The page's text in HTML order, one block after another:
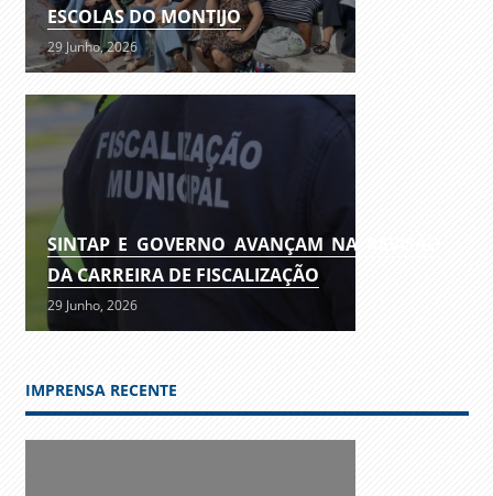
ESCOLAS DO MONTIJO
29 Junho, 2026
SINTAP E GOVERNO AVANÇAM NA REVISÃO
DA CARREIRA DE FISCALIZAÇÃO
29 Junho, 2026
IMPRENSA RECENTE